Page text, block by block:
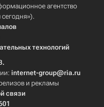
агентство
технологий
internet-group@ria.ru
и рекламы
связи